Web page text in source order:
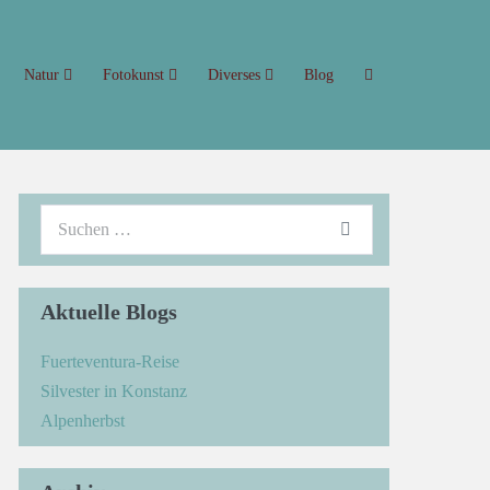
Natur Fotokunst Diverses Blog
Aktuelle Blogs
Fuerteventura-Reise
Silvester in Konstanz
Alpenherbst